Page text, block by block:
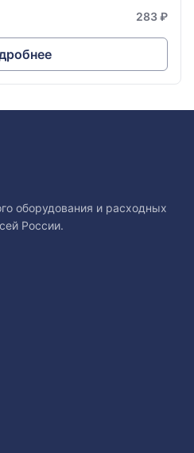
283 ₽
оборудования и расходных
России.